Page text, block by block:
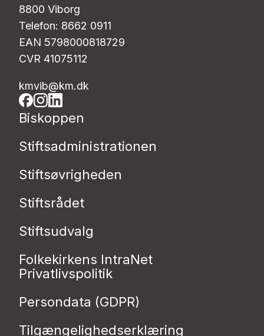
8800 Viborg
Telefon: 8662 0911
EAN 5798000818729
CVR 41075112
kmvib@km.dk
Biskoppen
Stiftsadministrationen
Stiftsøvrigheden
Stiftsrådet
Stiftsudvalg
Folkekirkens IntraNet
Privatlivspolitik
Persondata (GDPR)
Tilgængelighedserklæring